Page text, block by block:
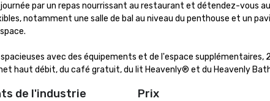
par un repas nourrissant au restaurant et détendez-vous au
notamment une salle de bal au niveau du penthouse et un
avec des équipements et de l'espace supplémentaires,
haut débit, du café gratuit, du lit Heavenly® et du Heavenly
de l'industrie Prix